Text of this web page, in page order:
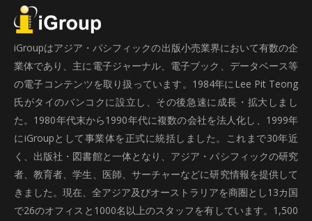
iGroupはアジア・パシフィックの出版小売業界において有数の企
業体であり、主に電子ジャーナル、電子ブック、データベース等
の電子コンテンツを取り扱っています。1984年にLee Pit Teong
氏がタイのバンコクに設立し、その後急速に成長・拡大しまし
た。1980年代末から1990年代に複数の会社を法人化し、1999年
にiGroupとして事業体を正式に統括しました。これまで30年近
く、出版社・図書館と一体となり、アジア・パシフィックの研究
者、教育者、学生、医師、サーチャーなどに研究情報を提供して
きました。現在、全アジア及びオーストラリアを商圏とし13カ国
で26のオフィスと1000名以上のスタッフを有しています。1,500